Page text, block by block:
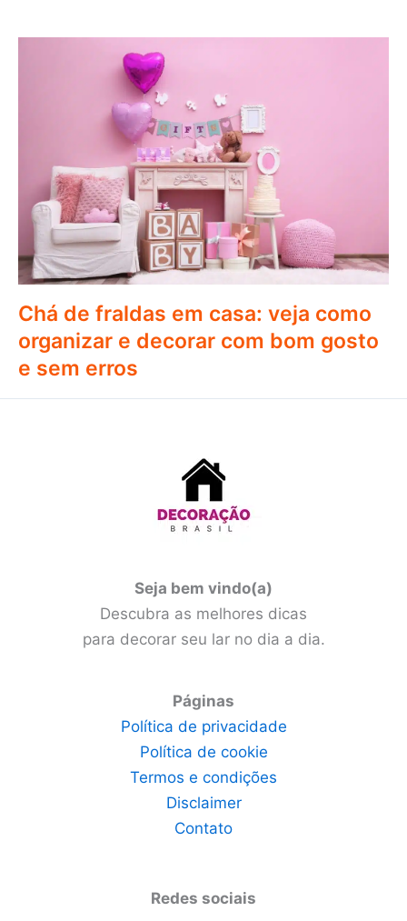
Chá de fraldas em casa: veja como
organizar e decorar com bom gosto
e sem erros
Seja bem vindo(a)
Descubra as melhores dicas
para decorar seu lar no dia a dia.
Páginas
Política de privacidade
Política de cookie
Termos e condições
Disclaimer
Contato
Redes sociais